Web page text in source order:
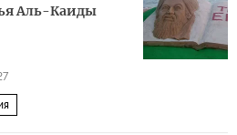
Аль-Каиды